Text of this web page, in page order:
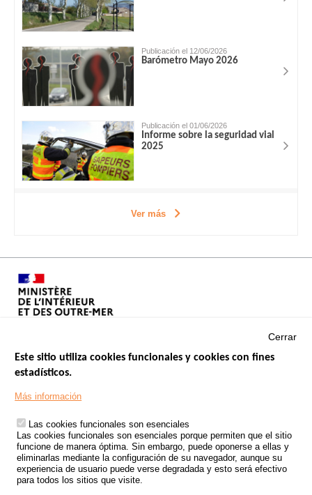
Publicación el 12/06/2026
Barómetro Mayo 2026
Publicación el 01/06/2026
Informe sobre la seguridad vial
2025
Ver más
Footer
TRATAMIENTO DE DATOS PERSONALES PROCEDENTES DE
ACCIDENTES DE TRÁFICO
ESTUDIOS
CONVOCATORIA DE PROYECTOS DE ESTUDIOS
Cerrar
Este sitio utiliza cookies funcionales y cookies con fines
estadísticos.
Más información
Las cookies funcionales son esenciales
Las cookies funcionales son esenciales porque permiten que el sitio
funcione de manera óptima. Sin embargo, puede oponerse a ellas y
eliminarlas mediante la configuración de su navegador, aunque su
experiencia de usuario puede verse degradada y esto será efectivo
para todos los sitios que visite.